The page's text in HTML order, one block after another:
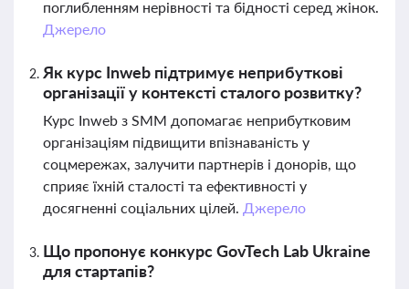
поглибленням нерівності та бідності серед жінок.
Джерело
Як курс Inweb підтримує неприбуткові
організації у контексті сталого розвитку?
Курс Inweb з SMM допомагає неприбутковим
організаціям підвищити впізнаваність у
соцмережах, залучити партнерів і донорів, що
сприяє їхній сталості та ефективності у
досягненні соціальних цілей. Джерело
Що пропонує конкурс GovTech Lab Ukraine
для стартапів?